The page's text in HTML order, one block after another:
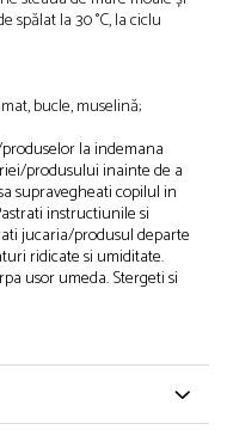
spălat la 30 °C, la ciclu
bucle, muselină;
la indemana
produsului inainte de a
supravegheati copilul in
instructiunile si
jucaria/produsul departe
ridicate si umiditate.
usor umeda. Stergeti si